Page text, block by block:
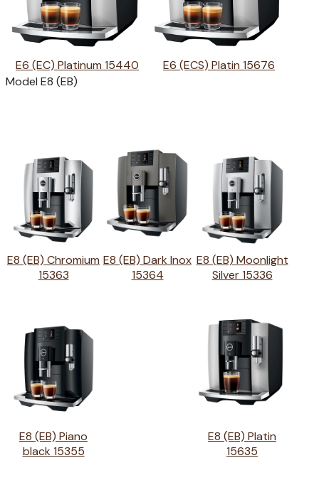
E6 (EC) Platinum 15440
E6 (ECS) Platin 15676
Model E8 (EB)
E8 (EB) Chromium
15363
E8 (EB) Dark Inox
15364
E8 (EB) Moonlight
Silver 15336
E8 (EB) Piano
black 15355
E8 (EB) Platin
15635